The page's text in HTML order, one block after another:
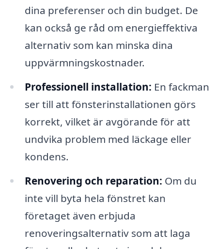
dina preferenser och din budget. De
kan också ge råd om energieffektiva
alternativ som kan minska dina
uppvärmningskostnader.
Professionell installation: En fackman
ser till att fönsterinstallationen görs
korrekt, vilket är avgörande för att
undvika problem med läckage eller
kondens.
Renovering och reparation: Om du
inte vill byta hela fönstret kan
företaget även erbjuda
renoveringsalternativ som att laga